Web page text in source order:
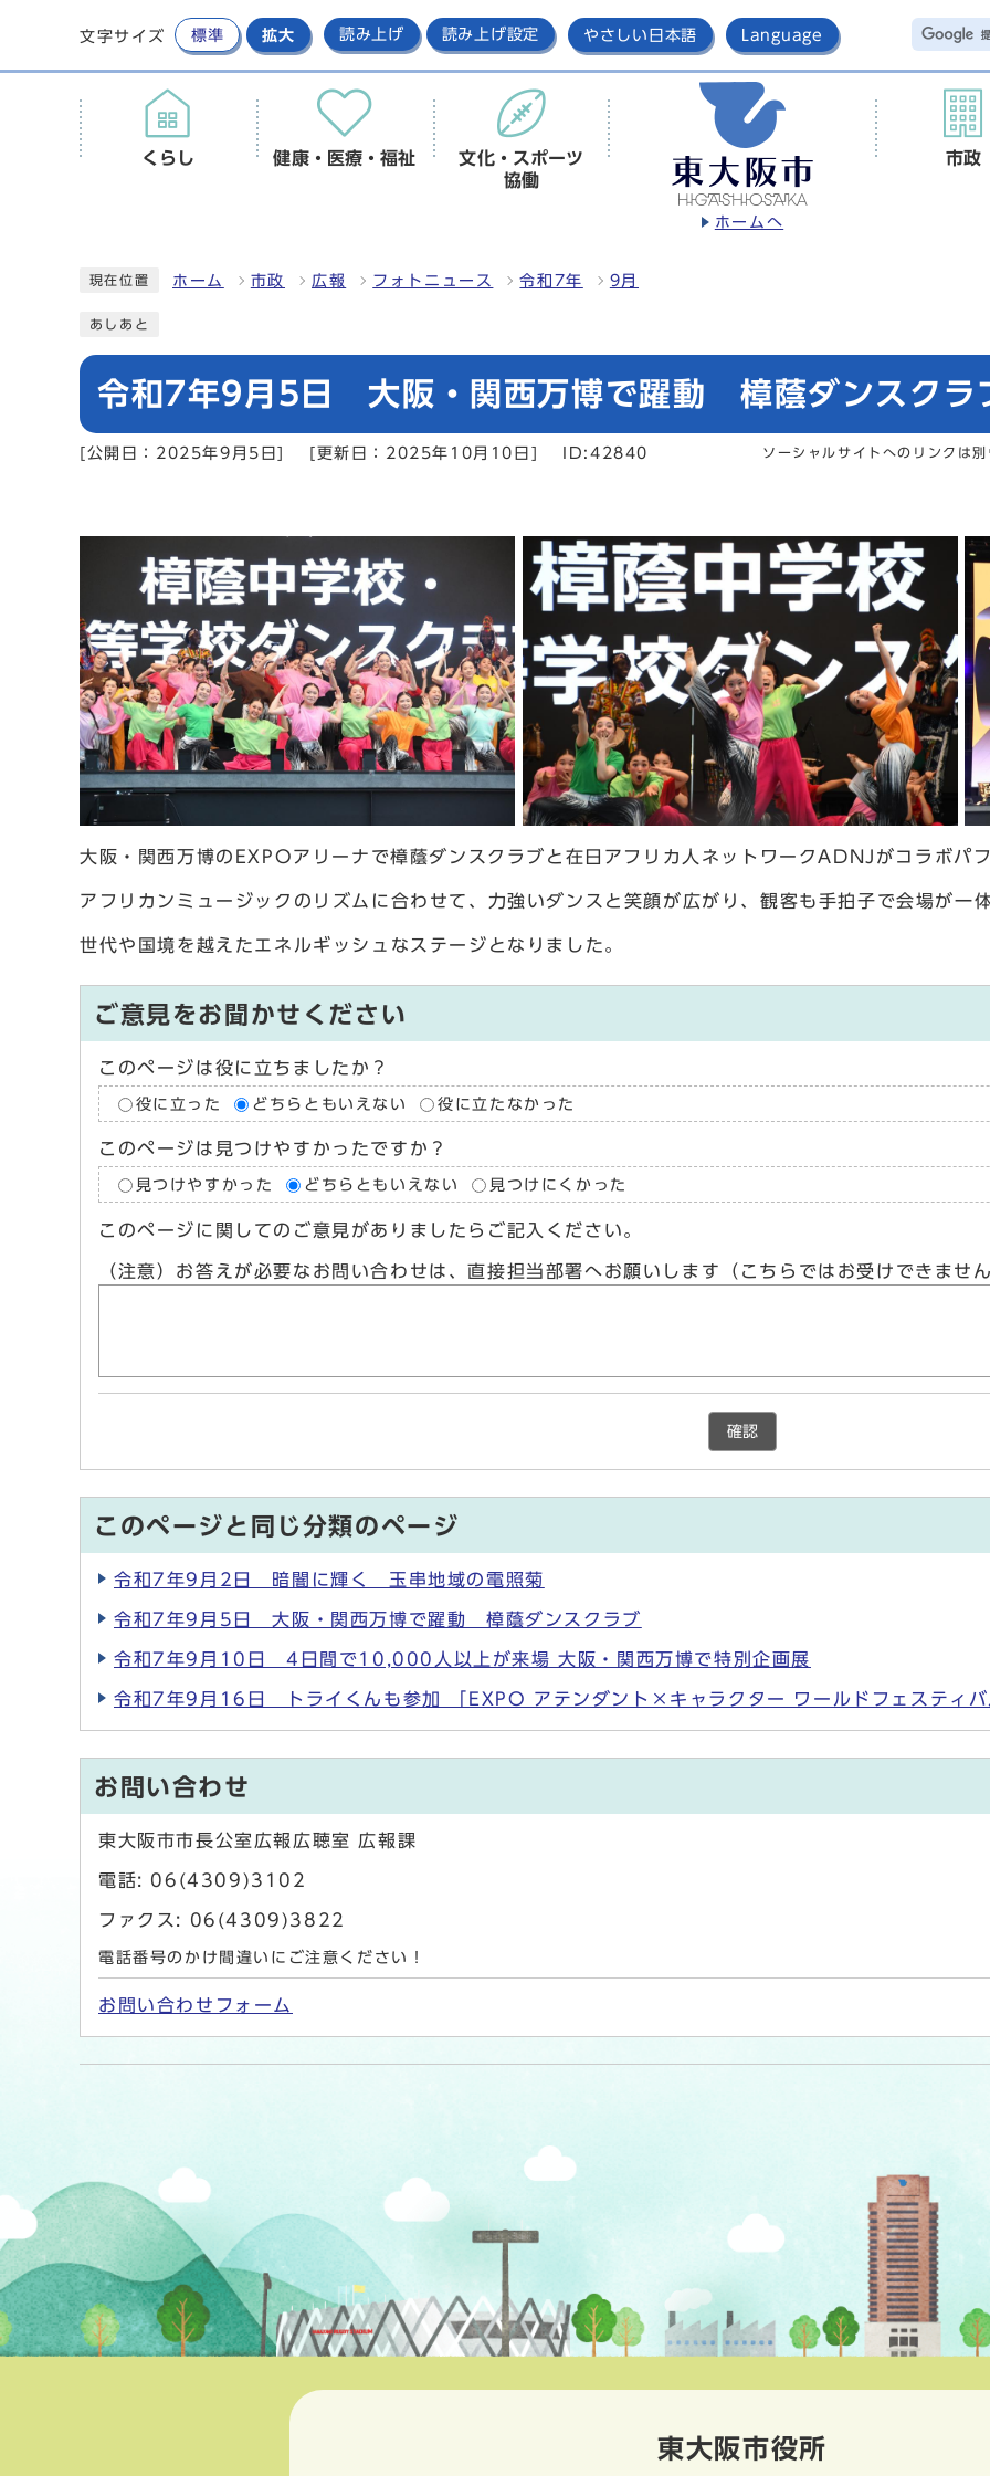
文字サイズ 標準 拡大 読み上げ 読み上げ設定 やさしい日本語 Language
ホームへ
くらし 健康・医療・福祉
文化・スポーツ
協働
市政
現在位置 ホーム 市政 広報 フォトニュース 令和7年 9月
あしあと
令和7年9月5日 大阪・関西万博で躍動 樟蔭ダンスクラ
[公開日：2025年9月5日] [更新日：2025年10月10日] ID:42840 ソーシャルサイトへのリンクは
大阪・関西万博のEXPOアリーナで樟蔭ダンスクラブと在日アフリカ人ネットワークADNJがコラボパ
アフリカンミュージックのリズムに合わせて、力強いダンスと笑顔が広がり、観客も手拍子で会場が一
世代や国境を越えたエネルギッシュなステージとなりました。
ご意見をお聞かせください
このページは役に立ちましたか？
役に立った どちらともいえない 役に立たなかった
このページは見つけやすかったですか？
見つけやすかった どちらともいえない 見つけにくかった
このページに関してのご意見がありましたらご記入ください。
（注意）お答えが必要なお問い合わせは、直接担当部署へお願いします（こちらではお受けできませ
確認
このページと同じ分類のページ
令和7年9月2日 暗闇に輝く 玉串地域の電照菊
令和7年9月5日 大阪・関西万博で躍動 樟蔭ダンスクラブ
令和7年9月10日 4日間で10,000人以上が来場 大阪・関西万博で特別企画展
令和7年9月16日 トライくんも参加 「EXPO アテンダント×キャラクター ワールドフェスティバ
お問い合わせ
東大阪市市長公室広報広聴室 広報課
電話: 06(4309)3102
ファクス: 06(4309)3822
電話番号のかけ間違いにご注意ください！
お問い合わせフォーム
東大阪市役所